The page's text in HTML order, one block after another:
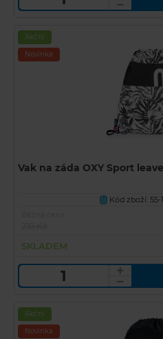
Akční
Novinka
Vak na záda OXY Sport
U Kód zboží: 55-
SKLADEM
Akční
Novinka